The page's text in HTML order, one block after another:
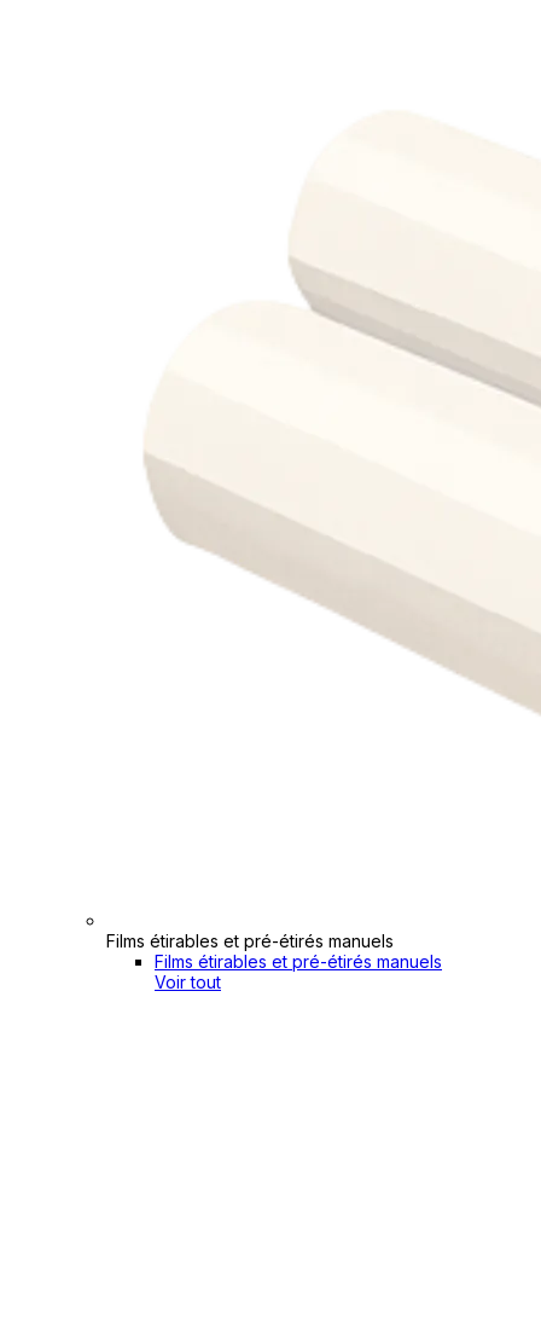
Films étirables et pré-étirés manuels
Films étirables et pré-étirés manuels
Voir tout